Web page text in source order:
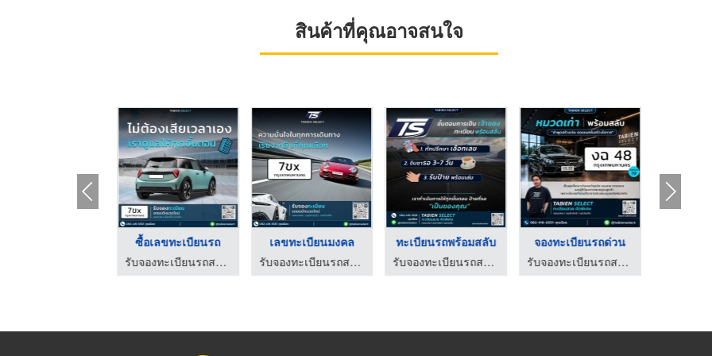
สินค้าที่คุณอาจสนใจ
ซื้อเลขทะเบียนรถ
รับจองทะเบียนรถสวย - Tbien Select
เลขทะเบียนมงคล
รับจองทะเบียนรถสวย - Tbien Select
ทะเบียนรถพร้อมสลับ
รับจองทะเบียนรถสวย - Tbien Select
จองทะเบียนรถด่วน
รับจองทะเบียนรถสวย - Tbien Select